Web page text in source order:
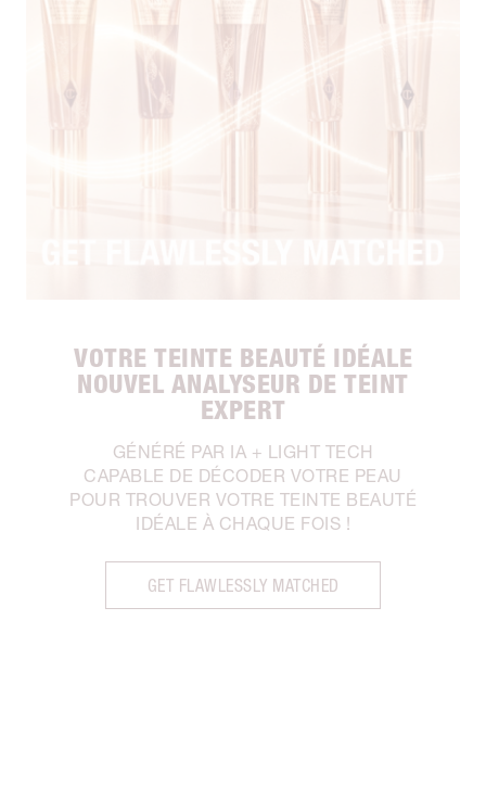
VOTRE TEINTE BEAUTÉ IDÉALE
NOUVEL ANALYSEUR DE TEINT
EXPERT
GÉNÉRÉ PAR IA + LIGHT TECH
CAPABLE DE DÉCODER VOTRE PEAU
POUR TROUVER VOTRE TEINTE BEAUTÉ
IDÉALE À CHAQUE FOIS !
GET FLAWLESSLY MATCHED